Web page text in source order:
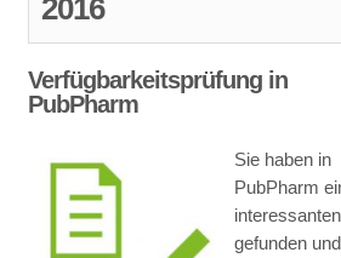
2016
Verfügbarkeitsprüfung in
PubPharm
Sie haben in
PubPharm
gefunden und